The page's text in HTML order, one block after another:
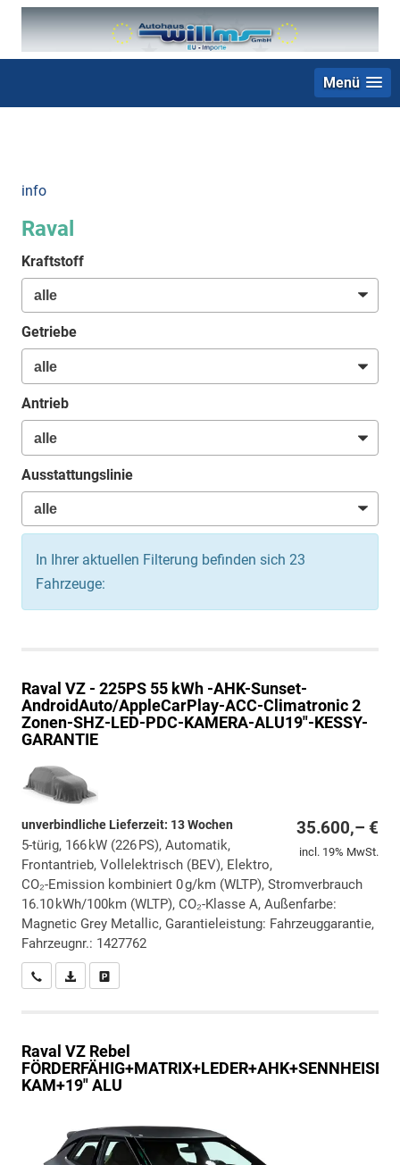
Menü
info
Raval
Kraftstoff
Getriebe
Antrieb
Ausstattungslinie
In Ihrer aktuellen Filterung befinden sich 23
Fahrzeuge:
Raval VZ - 225PS 55 kWh -AHK-Sunset-
AndroidAuto/AppleCarPlay-ACC-Climatronic 2
Zonen-SHZ-LED-PDC-KAMERA-ALU19"-KESSY-
GARANTIE
35.600,– €
incl. 19% MwSt.
unverbindliche Lieferzeit: 13 Wochen
5-türig, 166 kW (226 PS), Automatik,
Frontantrieb, Vollelektrisch (BEV), Elektro,
CO₂-Emission kombiniert 0 g/km (WLTP), Stromverbrauch
16.10 kWh/100km (WLTP), CO₂-Klasse A, Außenfarbe:
Magnetic Grey Metallic, Garantieleistung: Fahrzeuggarantie,
Fahrzeugnr.: 1427762
Wir rufen Sie anPDF-Datei, Fahrzeugexposé drucken
Raval VZ Rebel
KAM+19" ALU